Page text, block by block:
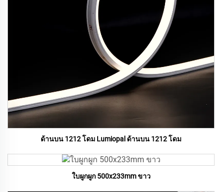
ด้านบน 1212 โดม Lumiopal ด้านบน 1212 โดม
ใบผูกผูก 500x233mm ขาว